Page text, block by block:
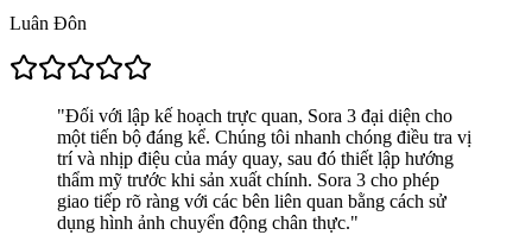
Luân Đôn
"Đối với lập kế hoạch trực quan, Sora 3 đại diện cho
một tiến bộ đáng kể. Chúng tôi nhanh chóng điều tra vị
trí và nhịp điệu của máy quay, sau đó thiết lập hướng
thẩm mỹ trước khi sản xuất chính. Sora 3 cho phép
giao tiếp rõ ràng với các bên liên quan bằng cách sử
dụng hình ảnh chuyển động chân thực."